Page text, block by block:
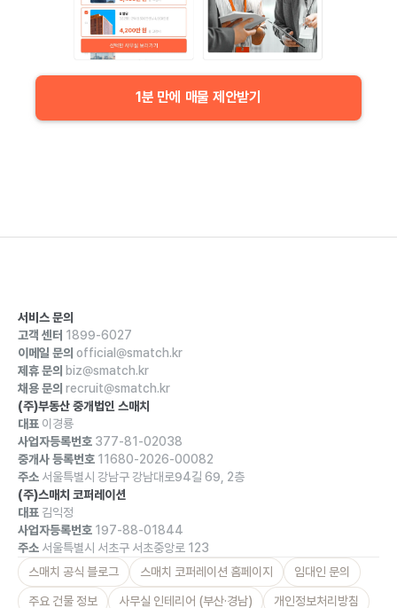
1분 만에 매물 제안받기
서비스 문의
고객 센터 1899-6027
이메일 문의 official@smatch.kr
제휴 문의 biz@smatch.kr
채용 문의 recruit@smatch.kr
(주)부동산 중개법인 스매치
대표 이경룡
사업자등록번호 377-81-02038
중개사 등록번호 11680-2026-00082
주소 서울특별시 강남구 강남대로94길 69, 2층
(주)스매치 코퍼레이션
대표 김익정
사업자등록번호 197-88-01844
주소 서울특별시 서초구 서초중앙로 123
스매치 공식 블로그
스매치 코퍼레이션 홈페이지 임대인 문의
주요 건물 정보 사무실 인테리어 (부산·경남) 개인정보처리방침